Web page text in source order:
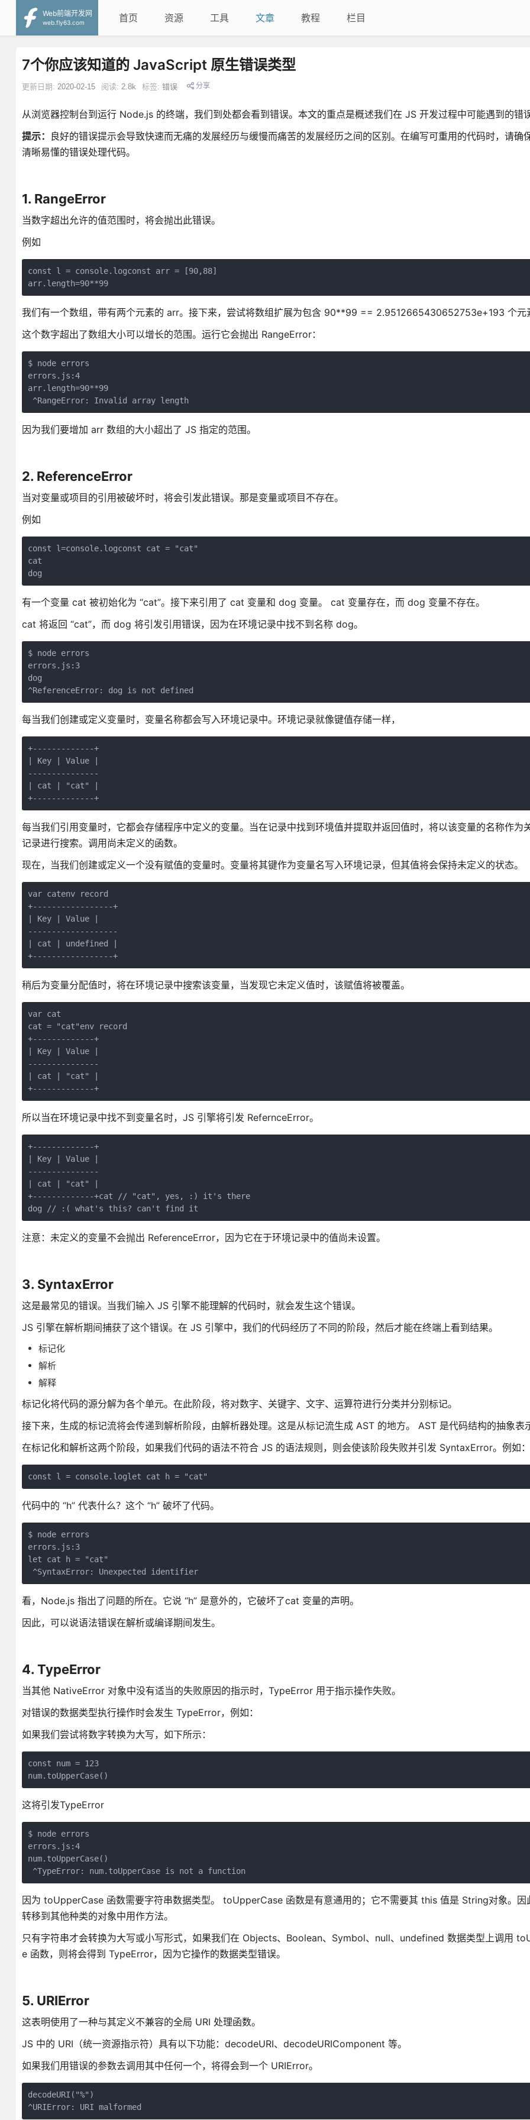
Web前端开发网
web.fly63.com
首页 资源 工具 文章 教程 栏目
7个你应该知道的 JavaScript 原生错误类型
更新日期: 2020-02-15 阅读: 2.8k 标签: 错误 分享
从浏览器控制台到运行 Node.js 的终端，我们到处都会看到错误。本文的重点是概述我们在 JS 开发过程中可能遇到的错
提示： 良好的错误提示会导致快速而无痛的发展经历与缓慢而痛苦的发展经历之间的区别。在编写可重用的代码时，请确
清晰易懂的错误处理代码。
1. RangeError
当数字超出允许的值范围时，将会抛出此错误。
例如
const l = console.logconst arr = [90,88]
arr.length=90**99
我们有一个数组，带有两个元素的 arr。接下来，尝试将数组扩展为包含 90**99 == 2.9512665430652753e+193 个元
这个数字超出了数组大小可以增长的范围。运行它会抛出 RangeError：
$ node errors
errors.js:4
arr.length=90**99
^RangeError: Invalid array length
因为我们要增加 arr 数组的大小超出了 JS 指定的范围。
2. ReferenceError
当对变量或项目的引用被破坏时，将会引发此错误。那是变量或项目不存在。
例如
const l=console.logconst cat = "cat"
cat
dog
有一个变量 cat 被初始化为 “cat”。接下来引用了 cat 变量和 dog 变量。 cat 变量存在，而 dog 变量不存在。
cat 将返回 “cat”，而 dog 将引发引用错误，因为在环境记录中找不到名称 dog。
$ node errors
errors.js:3
dog
^ReferenceError: dog is not defined
每当我们创建或定义变量时，变量名称都会写入环境记录中。环境记录就像键值存储一样，
+-------------+
| Key | Value |
---------------
| cat | "cat" |
+-------------+
每当我们引用变量时，它都会存储程序中定义的变量。当在记录中找到环境值并提取并返回值时，将以该变量的名称作为
记录进行搜索。调用尚未定义的函数。
现在，当我们创建或定义一个没有赋值的变量时。变量将其键作为变量名写入环境记录，但其值将会保持未定义的状态。
var catenv record
+-----------------+
| Key | Value |
-------------------
| cat | undefined |
+-----------------+
稍后为变量分配值时，将在环境记录中搜索该变量，当发现它未定义值时，该赋值将被覆盖。
var cat
cat = "cat"env record
+-------------+
| Key | Value |
---------------
| cat | "cat" |
+-------------+
所以当在环境记录中找不到变量名时，JS 引擎将引发 RefernceError。
+-------------+
| Key | Value |
---------------
| cat | "cat" |
+-------------+cat // "cat", yes, :) it's there
dog // :( what's this? can't find it
注意：未定义的变量不会抛出 ReferenceError，因为它在于环境记录中的值尚未设置。
3. SyntaxError
这是最常见的错误。当我们输入 JS 引擎不能理解的代码时，就会发生这个错误。
JS 引擎在解析期间捕获了这个错误。在 JS 引擎中，我们的代码经历了不同的阶段，然后才能在终端上看到结果。
标记化
解析
解释
标记化将代码的源分解为各个单元。在此阶段，将对数字、关键字、文字、运算符进行分类并分别标记。
接下来，生成的标记流将会传递到解析阶段，由解析器处理。这是从标记流生成 AST 的地方。 AST 是代码结构的抽象表
在标记化和解析这两个阶段，如果我们代码的语法不符合 JS 的语法规则，则会使该阶段失败并引发 SyntaxError。例如：
const l = console.loglet cat h = "cat"
代码中的 “h” 代表什么？这个 “h” 破坏了代码。
$ node errors
errors.js:3
let cat h = "cat"
^SyntaxError: Unexpected identifier
看，Node.js 指出了问题的所在。它说 “h” 是意外的，它破坏了cat 变量的声明。
因此，可以说语法错误在解析或编译期间发生。
4. TypeError
当其他 NativeError 对象中没有适当的失败原因的指示时，TypeError 用于指示操作失败。
对错误的数据类型执行操作时会发生 TypeError，例如：
如果我们尝试将数字转换为大写，如下所示：
const num = 123
num.toUpperCase()
这将引发TypeError
$ node errors
errors.js:4
num.toUpperCase()
^TypeError: num.toUpperCase is not a function
因为 toUpperCase 函数需要字符串数据类型。 toUpperCase 函数是有意通用的；它不需要其 this 值是 String对象。因
转移到其他种类的对象中用作方法。
只有字符串才会转换为大写或小写形式，如果我们在 Objects、Boolean、Symbol、null、undefined 数据类型上调用
e 函数，则将会得到 TypeError，因为它操作的数据类型错误。
5. URIError
这表明使用了一种与其定义不兼容的全局 URI 处理函数。
JS 中的 URI（统一资源指示符）具有以下功能：decodeURI、decodeURIComponent 等。
如果我们用错误的参数去调用其中任何一个，将得会到一个 URIError。
decodeURI("%")
^URIError: URI malformed